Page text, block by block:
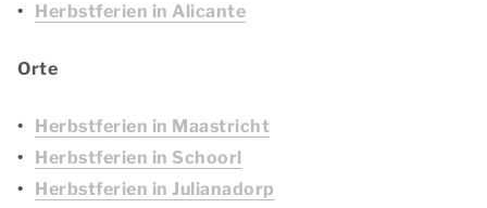
Herbstferien in Alicante
Orte
Herbstferien in Maastricht
Herbstferien in Schoorl
Herbstferien in Julianadorp